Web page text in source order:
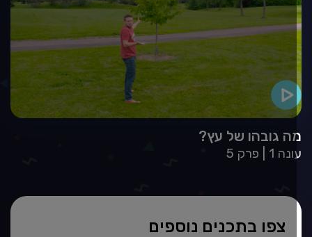
צפו בתכנים נוספים
גובהו של עץ?
פרק 5 1